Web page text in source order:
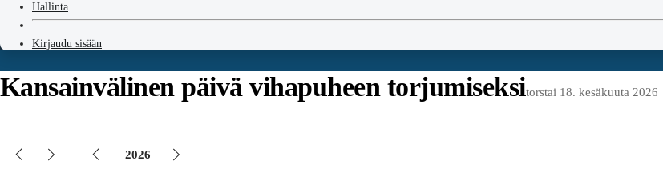
Hallinta
Kirjaudu sisään
Kansainvälinen päivä vihapuheen torjumiseksitorstai 18. kesäkuuta 2026
2026